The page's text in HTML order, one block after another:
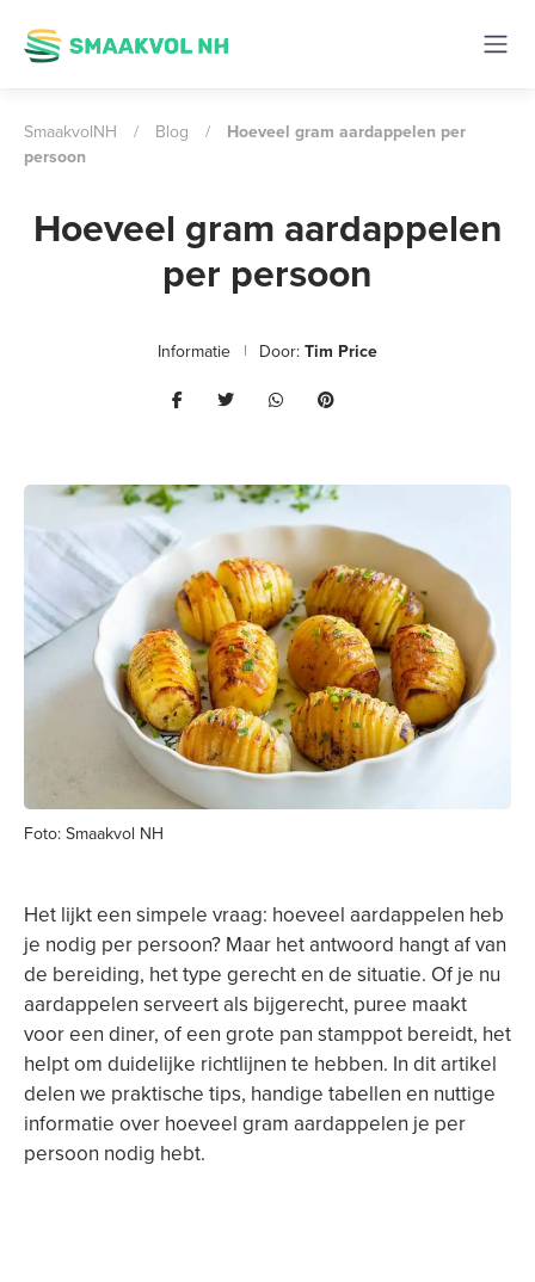
SmaakvolNH / Blog /
Hoeveel gram aardappelen per
persoon
Foto: Smaakvol NH
Hoeveel gram aardappelen
per persoon
Informatie Door:Tim Price
Het lijkt een simpele vraag: hoeveel aardappelen heb
je nodig per persoon? Maar het antwoord hangt af van
de bereiding, het type gerecht en de situatie. Of je nu
aardappelen serveert als bijgerecht, puree maakt
voor een diner, of een grote pan stamppot bereidt, het
helpt om duidelijke richtlijnen te hebben. In dit artikel
delen we praktische tips, handige tabellen en nuttige
informatie over hoeveel gram aardappelen je per
persoon nodig hebt.